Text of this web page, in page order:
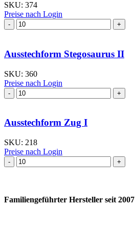
SKU: 374
Preise nach Login
Ausstechform Smiley
glücklich
Ausstechform Stegosaurus II
SKU: 360
Preise nach Login
Ausstechform Stegosaurus
II
Ausstechform Zug I
SKU: 218
Preise nach Login
Ausstechform Zug
I
Familiengeführter Hersteller seit 2007